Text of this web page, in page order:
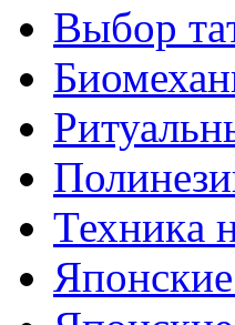
Выбор
Техникa